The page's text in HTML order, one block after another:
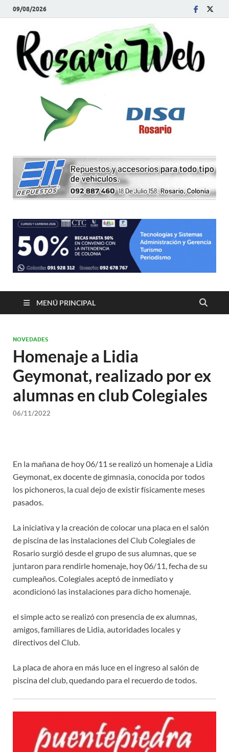
09/08/2026
MENÚ PRINCIPAL
NOVEDADES
Homenaje a Lidia
Geymonat, realizado por ex
alumnas en club Colegiales
06/11/2022
En la mañana de hoy 06/11 se realizó un homenaje a Lidia
Geymonat, ex docente de gimnasia, conocida por todos
los pichoneros, la cual dejo de existir físicamente meses
pasados.
La iniciativa y la creación de colocar una placa en el salón
de piscina de las instalaciones del Club Colegiales de
Rosario surgió desde el grupo de sus alumnas, que se
juntaron para rendirle homenaje, hoy 06/11, fecha de su
cumpleaños. Colegiales aceptó de inmediato y
acondicionó las instalaciones para dicho homenaje.
el simple acto se realizó con presencia de ex alumnas,
amigos, familiares de Lidia, autoridades locales y
directivos del Club.
La placa de ahora en más luce en el ingreso al salón de
piscina del club, quedando para el recuerdo de todos.